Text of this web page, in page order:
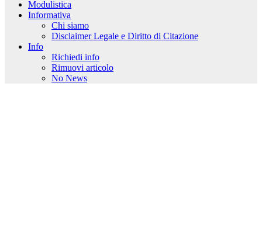
Modulistica
Informativa
Chi siamo
Disclaimer Legale e Diritto di Citazione
Info
Richiedi info
Rimuovi articolo
No News